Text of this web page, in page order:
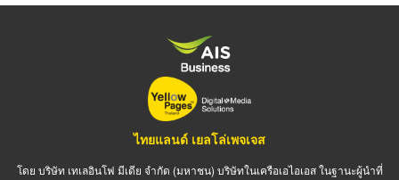
ไทยแลนด์ เยลโล่เพจเจส
โดย บริษัท เทเลอินโฟ มีเดีย จำกัด (มหาชน) บริษัทในเครือเอไอเอส ในฐานะผู้นำที่